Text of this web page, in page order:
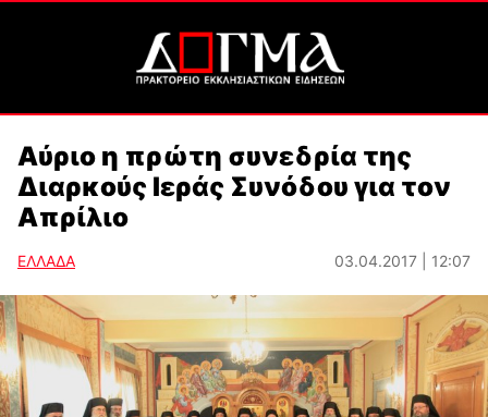
Αύριο η πρώτη συνεδρία της
Διαρκούς Ιεράς Συνόδου για τον
Απρίλιο
ΕΛΛΑΔΑ 03.04.2017 | 12:07